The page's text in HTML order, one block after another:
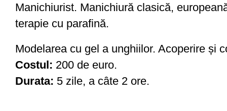
Manichiurist. Manichiură clasică,
terapie cu parafină.
Modelarea cu gel a unghiilor. Acoperire și
Costul: 200 de euro.
Durata: 5 zile, a câte 2 ore.